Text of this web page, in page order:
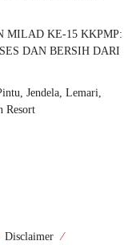
MILAD KE-15 KKPMP:
DAN BERSIH DARI
Jendela, Lemari,
Resort
Disclaimer